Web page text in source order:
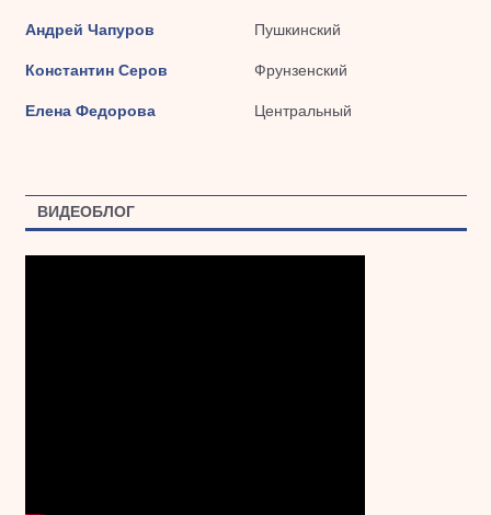
Андрей Чапуров Пушкинский
Константин Серов Фрунзенский
Елена Федорова Центральный
ВИДЕОБЛОГ